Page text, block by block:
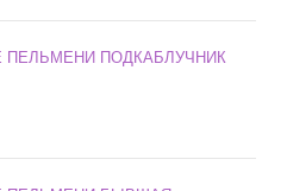
ПЕЛЬМЕНИ ПОДКАБЛУЧНИК